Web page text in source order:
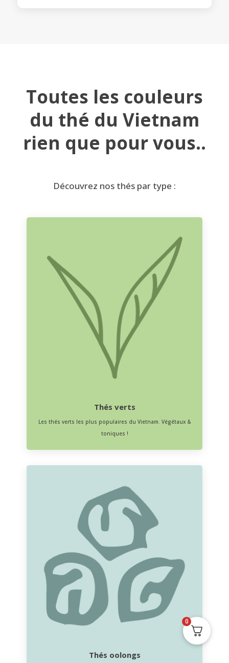
Toutes les couleurs
du thé du Vietnam
rien que pour vous..
Découvrez nos thés par type :
Thés verts
Les thés verts les plus populaires du Vietnam. Végétaux &
toniques !
Thés oolongs
0